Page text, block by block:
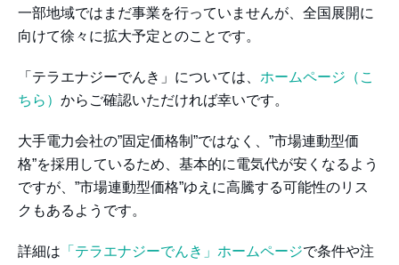
一部地域ではまだ事業を行っていませんが、全国展開に
向けて徐々に拡大予定とのことです。
「テラエナジーでんき」については、 ホームページ（こ
ちら） からご確認いただければ幸いです。
大手電力会社の”固定価格制”ではなく、”市場連動型価
格”を採用しているため、基本的に電気代が安くなるよう
ですが、”市場連動型価格”ゆえに高騰する可能性のリス
クもあるようです。
詳細は 「テラエナジーでんき」ホームページで条件や注